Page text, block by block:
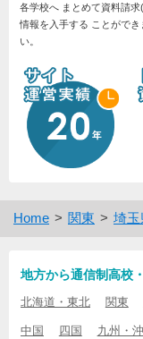
各学校へ まとめて資料請
情報を入手する ことがで
い。
Home 関東 埼玉
地方から通信制高校
北海道・東北 関東
中国 四国 九州・